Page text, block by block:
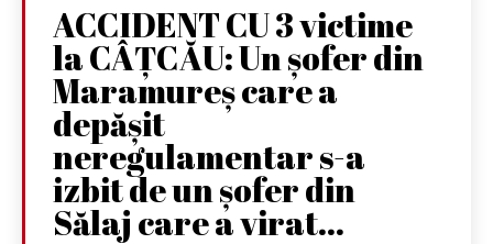
ACCIDENT CU 3 victime
la CÂȚCĂU: Un șofer din
Maramureș care a
depășit
neregulamentar s-a
izbit de un șofer din
Sălaj care a virat...